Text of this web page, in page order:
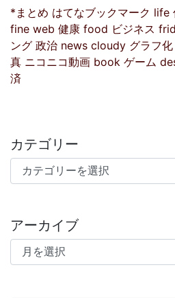
*まとめ はてなブックマーク life
fine web 健康 food ビジネス
ング 政治 news cloudy グラフ化
真 ニコニコ動画 book ゲーム
済
カテゴリー
カテゴリー
アーカイブ
アーカイブ